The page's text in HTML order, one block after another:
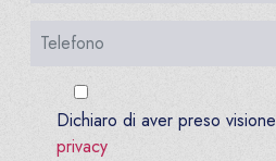
Dichiaro di aver preso visione
privacy